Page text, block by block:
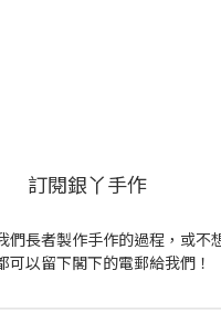
訂閱銀丫手作
們長者製作手作的過程，或不
可以留下閣下的電郵給我們！